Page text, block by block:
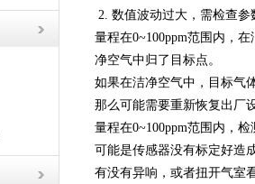
2. 数值波动过大，需检查
量程在0~100ppm范围内，
净空气中归了目标点。
如果在洁净空气中，目标气
那么可能需要重新恢复出厂
量程在0~100ppm范围内，
可能是传感器没有标定好造
有没有异响，或者扭开气室